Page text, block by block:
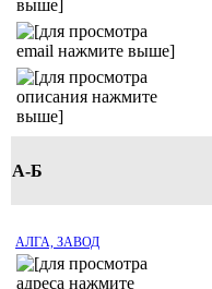
А-Б
АЛГА, ЗАВОД